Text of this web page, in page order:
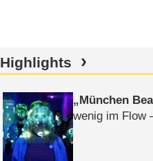
Highlights
München
wenig im Flow